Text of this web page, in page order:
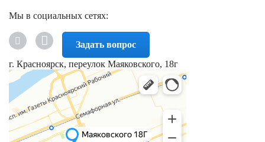
Мы в социальных сетях:
Задать вопрос
г. Красноярск, переулок Маяковского, 18г